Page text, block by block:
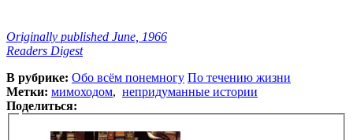
Originally published June, 1966
Readers Digest
В рубрике: Обо всём понемногу По течению жизни
Метки: мимоходом, непридуманные истории
Поделиться: